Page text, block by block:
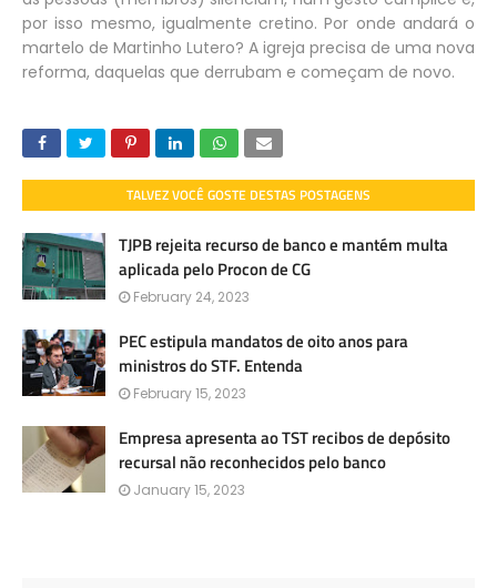
por isso mesmo, igualmente cretino. Por onde andará o
martelo de Martinho Lutero? A igreja precisa de uma nova
reforma, daquelas que derrubam e começam de novo.
TALVEZ VOCÊ GOSTE DESTAS POSTAGENS
TJPB rejeita recurso de banco e mantém multa
aplicada pelo Procon de CG
February 24, 2023
PEC estipula mandatos de oito anos para
ministros do STF. Entenda
February 15, 2023
Empresa apresenta ao TST recibos de depósito
recursal não reconhecidos pelo banco
January 15, 2023